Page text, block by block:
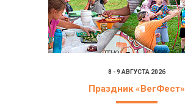
8 - 9 АВГУСТА 2026
Праздник «ВегФест»